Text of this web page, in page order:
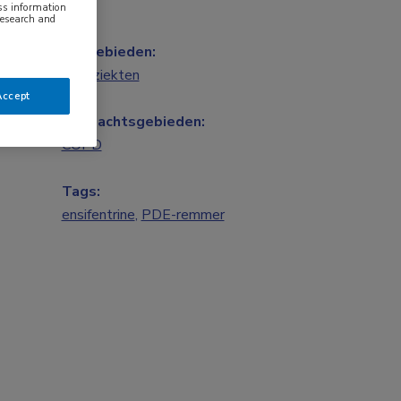
Vakgebieden:
Longziekten
Aandachtsgebieden:
COPD
Tags:
ensifentrine, PDE-remmer
information
and